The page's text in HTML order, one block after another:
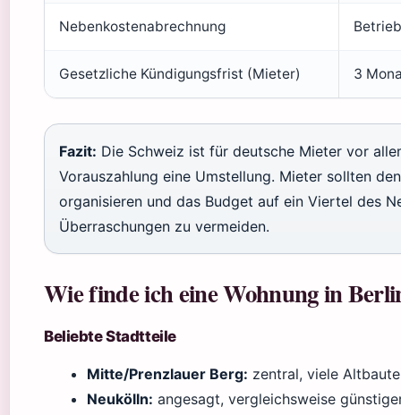
Nebenkostenabrechnung
Gesetzliche Kündigungsfrist (Mieter) 3
Fazit: Die Schweiz ist für deutsche Mieter vor
Vorauszahlung eine Umstellung. Mieter sollten
organisieren und das Budget auf ein Viertel des
Überraschungen zu vermeiden.
Wie finde ich eine Wohnung in
Beliebte Stadtteile
Mitte/Prenzlauer Berg: zentral, viele
Neukölln: angesagt, vergleichsweise